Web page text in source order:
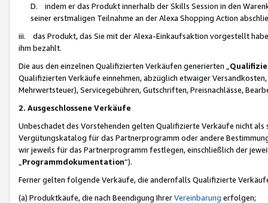
D. indem er das Produkt innerhalb der Skills Session in den
seiner erstmaligen Teilnahme an der Alexa Shopping Action
iii. das Produkt, das Sie mit der Alexa-Einkaufsaktion vorgestellt
ihm bezahlt.
Die aus den einzelnen Qualifizierten Verkäufen generierten „
Qualifizierten Verkäufe einnehmen, abzüglich etwaiger
Mehrwertsteuer), Servicegebühren, Gutschriften, Preisnachlässe,
2. Ausgeschlossene Verkäufe
Unbeschadet des Vorstehenden gelten Qualifizierte Verkäufe nicht
Vergütungskatalog für das Partnerprogramm oder andere
wir jeweils für das Partnerprogramm festlegen, einschließlich der
Programmdokumentation“).
Ferner gelten folgende Verkäufe, die andernfalls Qualifizierte
(a) Produktkäufe, die nach Beendigung IhrerVereinbarung erfolgen;